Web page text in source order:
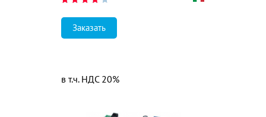
Заказать
в т.ч. НДС 20%